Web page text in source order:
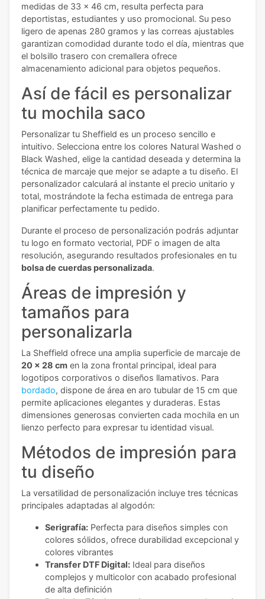
medidas de 33 x 46 cm, resulta perfecta para
deportistas, estudiantes y uso promocional. Su peso
ligero de apenas 280 gramos y las correas ajustables
garantizan comodidad durante todo el día, mientras que
el bolsillo trasero con cremallera ofrece
almacenamiento adicional para objetos pequeños.
Así de fácil es personalizar
tu mochila saco
Personalizar tu Sheffield es un proceso sencillo e
intuitivo. Selecciona entre los colores Natural Washed o
Black Washed, elige la cantidad deseada y determina la
técnica de marcaje que mejor se adapte a tu diseño. El
personalizador calculará al instante el precio unitario y
total, mostrándote la fecha estimada de entrega para
planificar perfectamente tu pedido.
Durante el proceso de personalización podrás adjuntar
tu logo en formato vectorial, PDF o imagen de alta
resolución, asegurando resultados profesionales en tu
bolsa de cuerdas personalizada.
Áreas de impresión y
tamaños para
personalizarla
La Sheffield ofrece una amplia superficie de marcaje de
20 x 28 cm en la zona frontal principal, ideal para
logotipos corporativos o diseños llamativos. Para
bordado, dispone de área en aro tubular de 15 cm que
permite aplicaciones elegantes y duraderas. Estas
dimensiones generosas convierten cada mochila en un
lienzo perfecto para expresar tu identidad visual.
Métodos de impresión para
tu diseño
La versatilidad de personalización incluye tres técnicas
principales adaptadas al algodón:
Serigrafía: Perfecta para diseños simples con
colores sólidos, ofrece durabilidad excepcional y
colores vibrantes
Transfer DTF Digital: Ideal para diseños
complejos y multicolor con acabado profesional
de alta definición